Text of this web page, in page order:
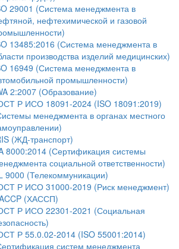
29001 (Система менеджмента в
нефтехимической и газовой
13485:2016 (Система менеджмента в
производства изделий медицинских)
16949 (Система менеджмента в
промышленности)
2:2007 (Образование)
Р ИСО 18091-2024 (ISO 18091:2019)
менеджмента в органах местного
(ЖД-транспорт)
8000:2014 (Сертификация системы
социальной ответственности)
9000 (Телекоммуникации)
Р ИСО 31000-2019 (Риск менеджмент)
(ХАССП)
Р ИСО 22301-2021 (Социальная
Р 55.0.02-2014 (ISO 55001:2014)
систем менеджмента